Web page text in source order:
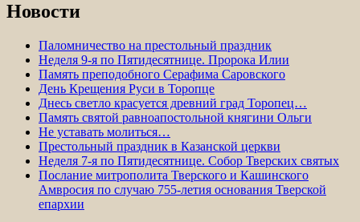
Новости
Паломничество на престольный праздник
Неделя 9-я по Пятидесятнице. Пророка Илии
Память преподобного Серафима Саровского
День Крещения Руси в Торопце
Днесь светло красуется древний град Торопец…
Память святой равноапостольной княгини Ольги
Не уставать молиться…
Престольный праздник в Казанской церкви
Неделя 7-я по Пятидесятнице. Собор Тверских святых
Послание митрополита Тверского и Кашинского
Амвросия по случаю 755-летия основания Тверской
епархии